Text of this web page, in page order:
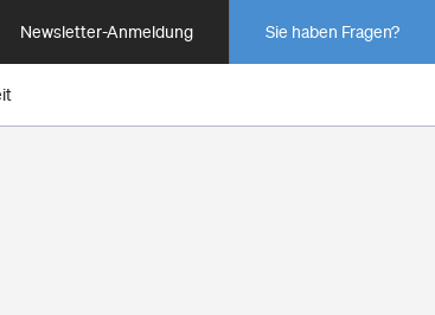
Newsletter-Anmeldung Sie haben Fragen?